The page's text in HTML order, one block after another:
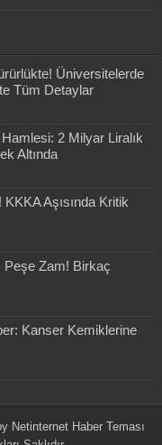
Üniversitelerde
Tüm Detaylar
2 Milyar Liralık
Altında
Aşısında Kritik
Peşe Zam! Birkaç
Kanser Kemiklerine
Netinternet Haber Teması